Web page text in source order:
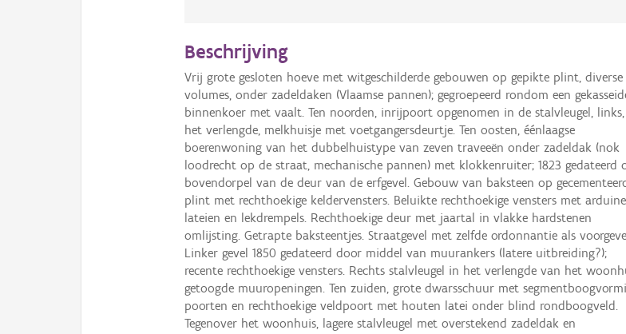
Beschrijving
Vrij grote gesloten hoeve met witgeschilderde gebouwen op gepikte plint, diverse
volumes, onder zadeldaken (Vlaamse pannen); gegroepeerd rondom een
binnenkoer met vaalt. Ten noorden, inrijpoort opgenomen in de stalvleugel,
het verlengde, melkhuisje met voetgangersdeurtje. Ten oosten, éénlaagse
boerenwoning van het dubbelhuistype van zeven traveeën onder zadeldak (nok
loodrecht op de straat, mechanische pannen) met klokkenruiter; 1823 gedateerd
bovendorpel van de deur van de erfgevel. Gebouw van baksteen op
plint met rechthoekige keldervensters. Beluikte rechthoekige vensters met
lateien en lekdrempels. Rechthoekige deur met jaartal in vlakke hardstenen
omlijsting. Getrapte baksteentjes. Straatgevel met zelfde ordonnantie als
Linker gevel 1850 gedateerd door middel van muurankers (latere uitbreiding?);
recente rechthoekige vensters. Rechts stalvleugel in het verlengde van het
getoogde muuropeningen. Ten zuiden, grote dwarsschuur met
poorten en rechthoekige veldpoort met houten latei onder blind rondboogveld.
Tegenover het woonhuis, lagere stalvleugel met overstekend zadeldak en